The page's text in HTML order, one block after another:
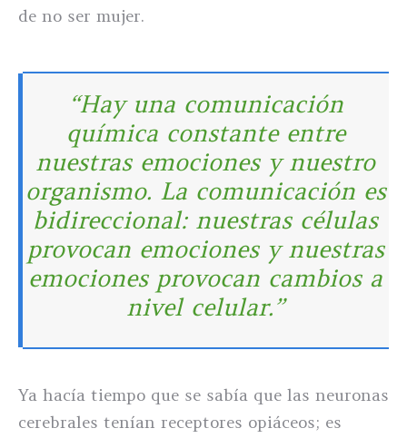
de no ser mujer.
“Hay una comunicación
química constante entre
nuestras emociones y nuestro
organismo. La comunicación es
bidireccional: nuestras células
provocan emociones y nuestras
emociones provocan cambios a
nivel celular.”
Ya hacía tiempo que se sabía que las neuronas
cerebrales tenían receptores opiáceos; es